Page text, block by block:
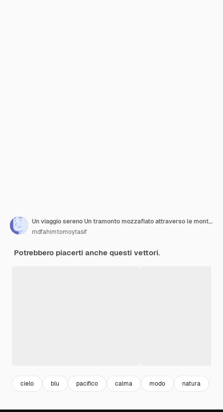
Un viaggio sereno Un tramonto mozzafiato attraverso le montagne
mdfahimtomoytasif
Potrebbero piacerti anche questi vettori.
cielo blu pacifico calma modo natura